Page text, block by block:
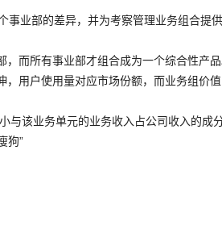
业部的差异，并为考察管理业务组合提供
而所有事业部才组合成为一个综合性
用户使用量对应市场份额，而业务组价值
该业务单元的业务收入占公司收入的成
狗”